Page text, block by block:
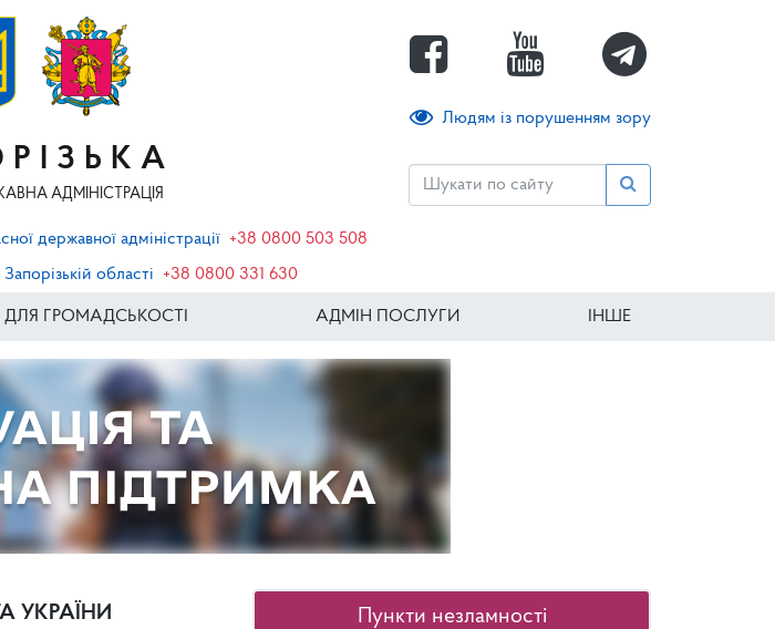
АДМІНІСТРАЦІЯ
Людям із порушенням зору
державної адміністрації +38 0800 503 508
області
+38 0800 331 630
ДЛЯ ГРОМАДСЬКОСТІ АДМІН ПОСЛУГИ ІНШЕ
УКРАЇНИ Пункти незламності